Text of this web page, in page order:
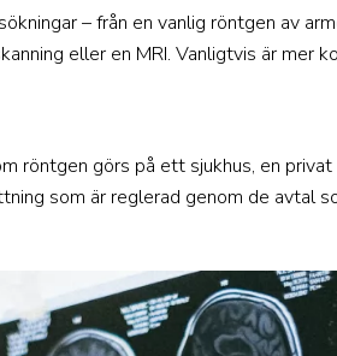
– från en vanlig röntgen av
eller en MRI. Vanligtvis är mer
röntgen görs på ett sjukhus, en
som är reglerad genom de avtal